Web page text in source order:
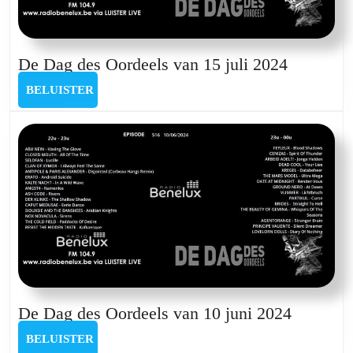
De Dag des Oordeels van 15 juli 2024De
Oordeels
van
15
juli
2024
BELUISTER
De Dag des Oordeels van 10 juni 2024De
BELUISTER